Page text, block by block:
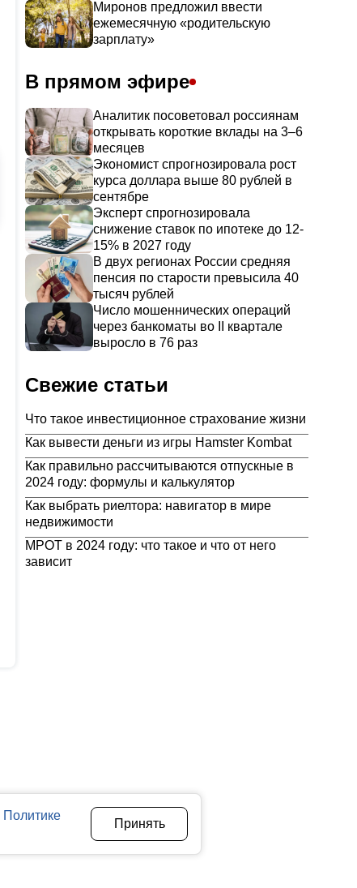
Политике
Принять
Миронов предложил ввести
ежемесячную «родительскую
зарплату»
В прямом эфире
Аналитик посоветовал россиянам
открывать короткие вклады на 3–6
месяцев
Экономист спрогнозировала рост
курса доллара выше 80 рублей в
сентябре
Эксперт спрогнозировала
снижение ставок по ипотеке до 12-
15% в 2027 году
В двух регионах России средняя
пенсия по старости превысила 40
тысяч рублей
Число мошеннических операций
через банкоматы во II квартале
выросло в 76 раз
Свежие статьи
Что такое инвестиционное страхование жизни
Как вывести деньги из игры Hamster Kombat
Как правильно рассчитываются отпускные в
2024 году: формулы и калькулятор
Как выбрать риелтора: навигатор в мире
недвижимости
МРОТ в 2024 году: что такое и что от него
зависит